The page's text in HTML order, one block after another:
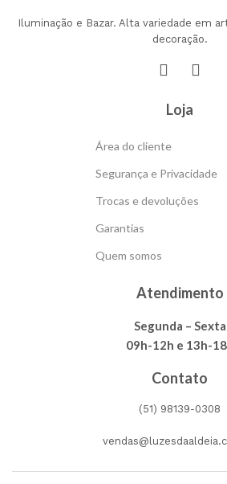
Iluminação e Bazar. Alta variedade em
decoração.
Loja
Área do cliente
Segurança e Privacidade
Trocas e devoluções
Garantias
Quem somos
Atendimento
Segunda – Sexta
09h-12h e 13h-
Contato
(51) 98139-0308